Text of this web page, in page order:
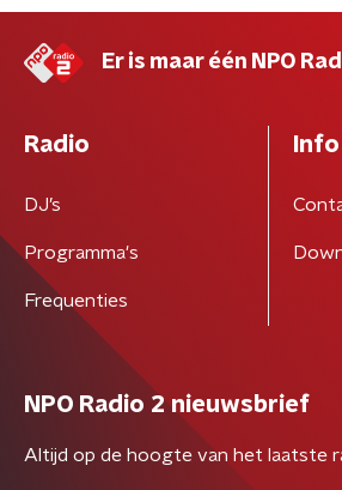
Er is maar één NPO
Radio
DJ’s
Programma's
Frequenties
Info
NPO Radio 2 nieuwsbrief
Altijd op de hoogte van het laatste